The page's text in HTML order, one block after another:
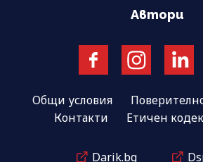
Автори
Общи условия
Контакти
Етичен
Darik.bg